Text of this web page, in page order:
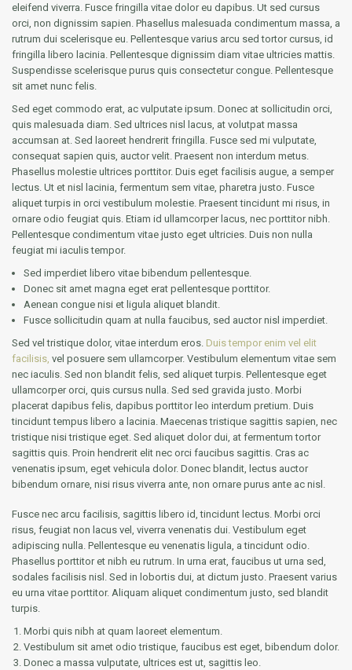
eleifend viverra. Fusce fringilla vitae dolor eu dapibus. Ut sed cursus
orci, non dignissim sapien. Phasellus malesuada condimentum massa, a
rutrum dui scelerisque eu. Pellentesque varius arcu sed tortor cursus, id
fringilla libero lacinia. Pellentesque dignissim diam vitae ultricies mattis.
Suspendisse scelerisque purus quis consectetur congue. Pellentesque
sit amet nunc felis.
Sed eget commodo erat, ac vulputate ipsum. Donec at sollicitudin orci,
quis malesuada diam. Sed ultrices nisl lacus, at volutpat massa
accumsan at. Sed laoreet hendrerit fringilla. Fusce sed mi vulputate,
consequat sapien quis, auctor velit. Praesent non interdum metus.
Phasellus molestie ultrices porttitor. Duis eget facilisis augue, a semper
lectus. Ut et nisl lacinia, fermentum sem vitae, pharetra justo. Fusce
aliquet turpis in orci vestibulum molestie. Praesent tincidunt mi risus, in
ornare odio feugiat quis. Etiam id ullamcorper lacus, nec porttitor nibh.
Pellentesque condimentum vitae justo eget ultricies. Duis non nulla
feugiat mi iaculis tempor.
Sed imperdiet libero vitae bibendum pellentesque.
Donec sit amet magna eget erat pellentesque porttitor.
Aenean congue nisi et ligula aliquet blandit.
Fusce sollicitudin quam at nulla faucibus, sed auctor nisl imperdiet.
Sed vel tristique dolor, vitae interdum eros. Duis tempor enim vel elit
facilisis, vel posuere sem ullamcorper. Vestibulum elementum vitae sem
nec iaculis. Sed non blandit felis, sed aliquet turpis. Pellentesque eget
ullamcorper orci, quis cursus nulla. Sed sed gravida justo. Morbi
placerat dapibus felis, dapibus porttitor leo interdum pretium. Duis
tincidunt tempus libero a lacinia. Maecenas tristique sagittis sapien, nec
tristique nisi tristique eget. Sed aliquet dolor dui, at fermentum tortor
sagittis quis. Proin hendrerit elit nec orci faucibus sagittis. Cras ac
venenatis ipsum, eget vehicula dolor. Donec blandit, lectus auctor
bibendum ornare, nisi risus viverra ante, non ornare purus ante ac nisl.
Fusce nec arcu facilisis, sagittis libero id, tincidunt lectus. Morbi orci
risus, feugiat non lacus vel, viverra venenatis dui. Vestibulum eget
adipiscing nulla. Pellentesque eu venenatis ligula, a tincidunt odio.
Phasellus porttitor et nibh eu rutrum. In urna erat, faucibus ut urna sed,
sodales facilisis nisl. Sed in lobortis dui, at dictum justo. Praesent varius
eu urna vitae porttitor. Aliquam aliquet condimentum justo, sed blandit
turpis.
Morbi quis nibh at quam laoreet elementum.
Vestibulum sit amet odio tristique, faucibus est eget, bibendum dolor.
Donec a massa vulputate, ultrices est ut, sagittis leo.